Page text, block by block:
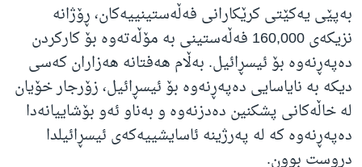
بەپێی یەکێتی کرێکارانی فەڵەستینییەکان، ڕۆژانە
نزیکەی 160,000 فەڵەستینی بە مۆڵەتەوە بۆ کارکردن
دەپەڕنەوە بۆ ئیسڕائیل. بەڵام هەفتانە هەزاران کەسی
دیکە بە نایاسایی دەپەڕنەوە بۆ ئیسڕائیل، زۆرجار خۆیان
لە خاڵەکانی پشکنین دەدزنەوە و بەناو ئەو بۆشاییانەدا
دەپەڕنەوە کە لە پەرژینە ئاسایشییەکەی ئیسڕائیلدا
دروست بوون.